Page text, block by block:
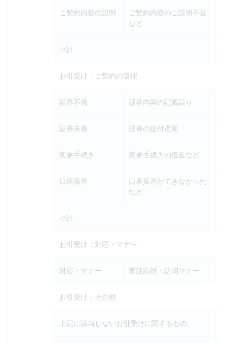
ご契約内容の説明
ご契約内容のご説明不足
など
小計
お引受け：ご契約の管理
証券不備 証券内容の記載誤り
証券未着 証券の送付遅延
変更手続き 変更手続きの遅延など
口座振替
口座振替ができなかった
など
小計
お引受け：対応・マナー
対応・マナー 電話応対・訪問マナー
お引受け：その他
上記に該当しないお引受けに関するもの